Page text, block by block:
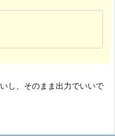
し、そのまま出力でいいで